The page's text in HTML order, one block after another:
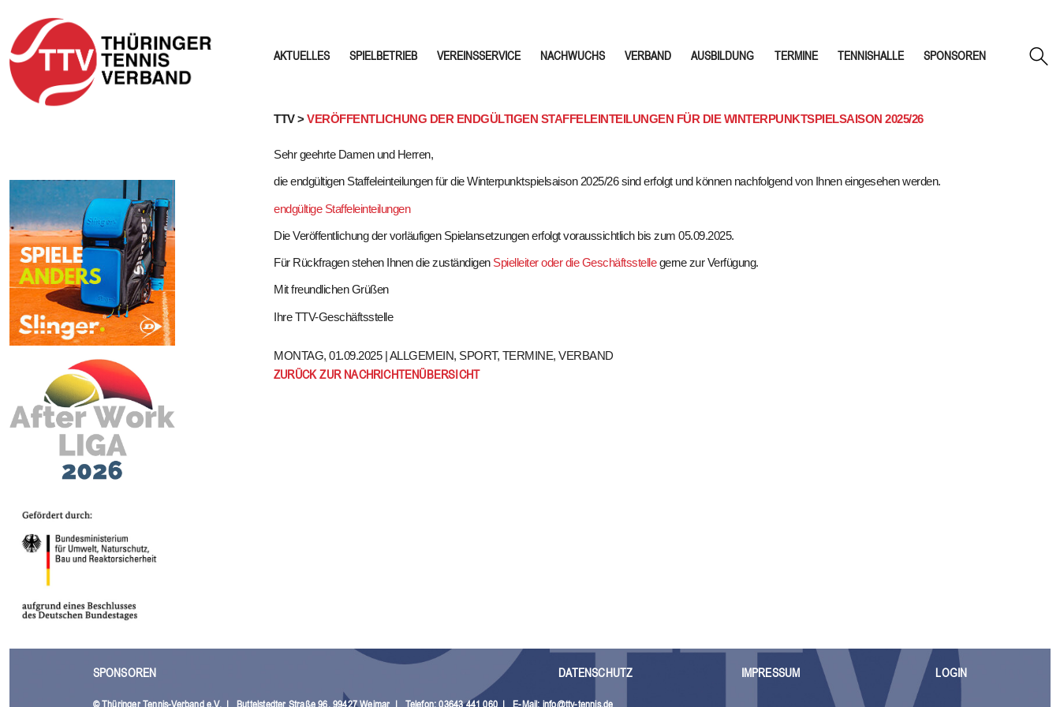
AKTUELLES SPIELBETRIEB VEREINSSERVICE NACHWUCHS VERBAND AUSBILDUNG TERMINE TENNISHALLE SPONSOREN
TTV >VERÖFFENTLICHUNG DER ENDGÜLTIGEN STAFFELEINTEILUNGEN FÜR DIE WINTERPUNKTSPIELSAISON 2025/26
Sehr geehrte Damen und Herren,
die endgültigen Staffeleinteilungen für die Winterpunktspielsaison 2025/26 sind erfolgt und können nachfolgend von Ihnen eingesehen werden.
endgültige Staffeleinteilungen
Die Veröffentlichung der vorläufigen Spielansetzungen erfolgt voraussichtlich bis zum 05.09.2025.
Für Rückfragen stehen Ihnen die zuständigen Spielleiter oder die Geschäftsstellegerne zur Verfügung.
Mit freundlichen Grüßen
Ihre TTV-Geschäftsstelle
MONTAG, 01.09.2025 |ALLGEMEIN, SPORT, TERMINE, VERBAND
ZURÜCK ZUR NACHRICHTENÜBERSICHT
SPONSOREN DATENSCHUTZ IMPRESSUM LOGIN
© Thüringer Tennis-Verband e.V.| Buttelstedter Straße 96, 99427 Weimar | Telefon: 03643 441 060 | E-Mail: info@ttv-tennis.de